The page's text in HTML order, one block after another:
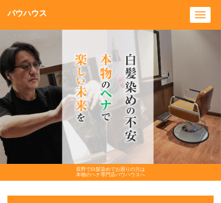
長野で白髪染めでお困りの方は
本物のヘナ専門店バウハウスへ
バウハウス